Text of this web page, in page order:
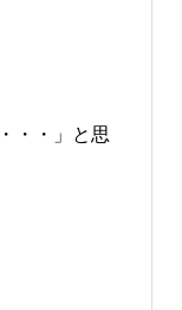
・・」と思